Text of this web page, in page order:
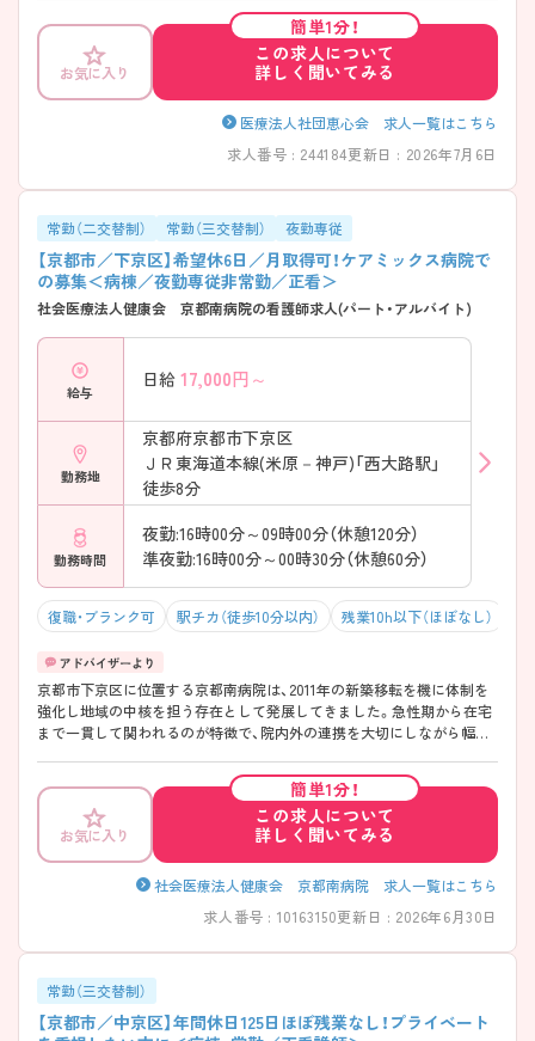
りに力を入れている企業です。 ■勤務形態は2交代制ですが、希望があれ
ば3交代制も相談可能です。 ■子育てサポート企業として「くるみんマー
ク」を取得。看護師の育児休業取得実績も多く取りやすい環境です。
院内託児所を完備し仕事と育児の両立ができる環境が整っており、お子
様がいらっしゃる看護師様も安心して勤務いただけます。 ■配属先につ
いて希望部署を優先して配属しております。 ■看護師の平均年齢32.5
て、PNSを導入しており入社後必ず先輩看護師と一緒に動くことができ
ます。経験が浅い方でも安心して勤務いただける環境です。 ■個々のキ
ップができ専門職としての知識・技術を身に付けることができます。 ■
院外研修も病院のサポートシステムが整っており積極的に参加ができま
す。 ■福利厚生も充実しております。（職員本人だけでなく職員の家族
の医療費が免除、優秀職員の表彰制度等）
お気に入り
簡単1分！
この求人について
詳しく聞いてみる
医療法人社団恵心会 求人一覧はこちら
求人番号 : 244184更新日 : 2026年7月6日
常勤（二交替制） 常勤（三交替制） 夜勤専従
【京都市／下京区】希望休6日／月取得可！ケアミックス病院で
の募集＜病棟／夜勤専従非常勤／正看＞
社会医療法人健康会 京都南病院の看護師求人(パート・アルバイト)
給与
日給 17,000円～
勤務地
京都府京都市下京区
ＪＲ東海道本線(米原－神戸)「西大路駅」
徒歩8分
勤務時間
夜勤:16時00分～09時00分（休憩120分）
準夜勤:16時00分～00時30分（休憩60分）
復職・ブランク可 駅チカ（徒歩10分以内） 残業10h以下（ほぼなし）
京都市下京区に位置する京都南病院は、2011年の新築移転を機に体制を
強化し地域の中核を担う存在として発展してきました。急性期から在宅
まで一貫して関われるのが特徴で、院内外の連携を大切にしながら幅広
やすさにも配慮されています！教育体制も整っており、プリセプター制度
や段階的な育成で経験に不安がある方も安心してスタートしやすい職場
――――――――――――――― 無理なく続けやすい勤務環境が魅力
です。 ・「週35時間勤務」で体力的にも安心 ・終業は16時30分と早め ・有給
取得率も高く計画的にお休み可能 → プライベートとの両立を大切にで
――――――――――――――― 一人ひとりに寄り添った教育環境で
す。 ・既卒者にもプリセプターを配置 ・教育専任の担当者が在籍 ・クリニ
――――――――――――――― ■ 幅広い医療を経験できる♪
――――――――――――――― 多様なフィールドでスキルアップが
可能です。 ・急性期～在宅まで一貫して関われる ・外来・入院・在宅の機
お気に入り
簡単1分！
この求人について
詳しく聞いてみる
社会医療法人健康会 京都南病院 求人一覧はこちら
求人番号 : 10163150更新日 : 2026年6月30日
常勤（三交替制）
【京都市／中京区】年間休日125日ほぼ残業なし！プライベート